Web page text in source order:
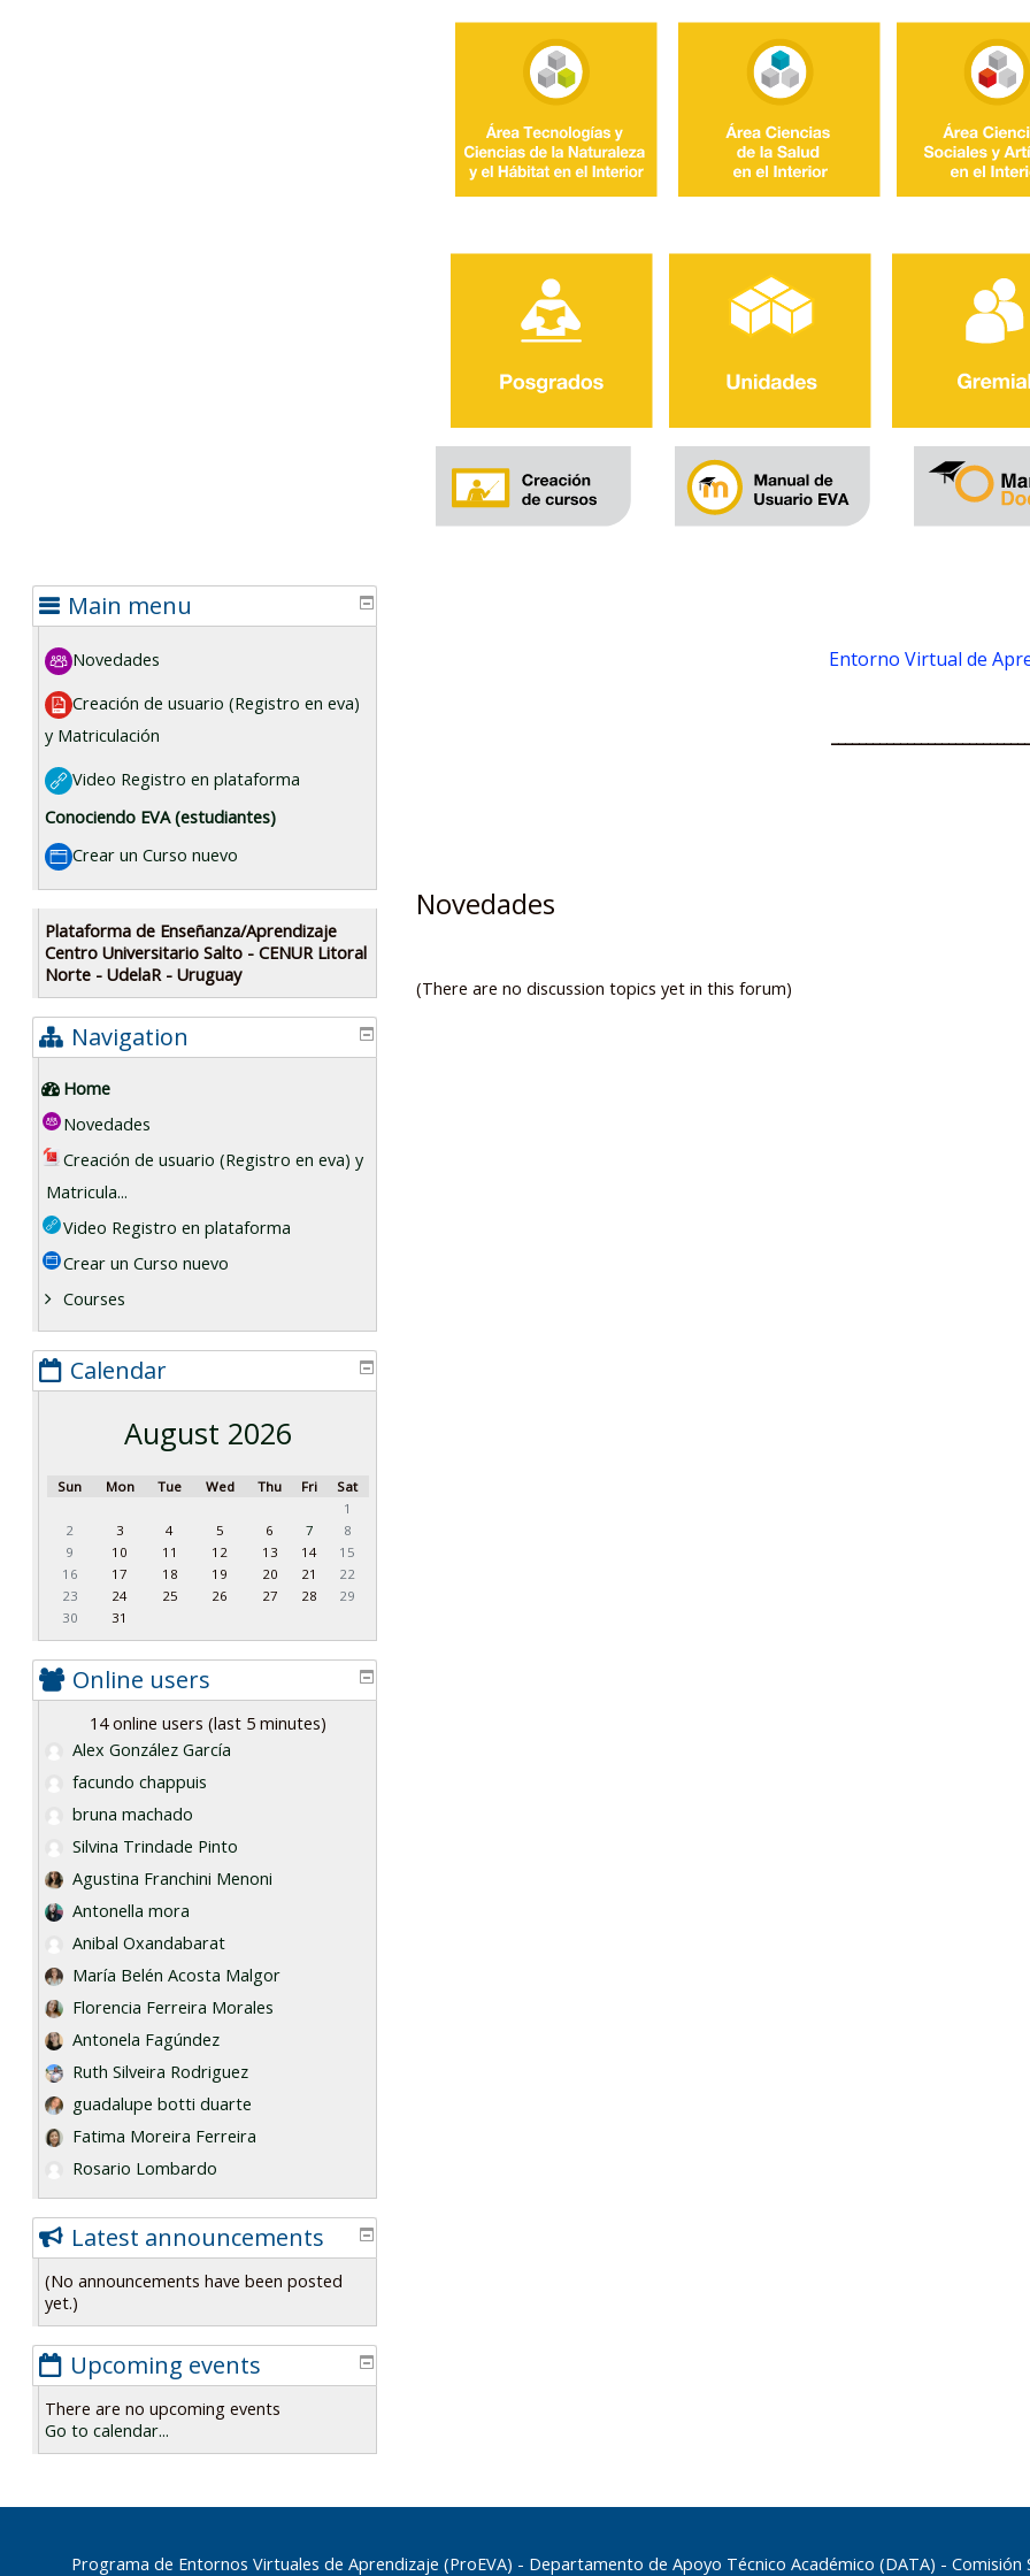
Entorno Virtual de
Novedades
(There are no discussion topics yet in this forum)
Main menu
Novedades
Creación de usuario (Registro en eva)
y Matriculación
Video Registro en plataforma
Conociendo EVA (estudiantes)
Crear un Curso nuevo
Plataforma de Enseñanza/Aprendizaje
Centro Universitario Salto - CENUR Litoral
Norte - UdelaR- Uruguay
Navigation
Home
Novedades
Creación de usuario (Registro en eva) y
Matricula...
Video Registro en plataforma
Crear un Curso nuevo
Courses
Calendar
August 2026
Sun Mon Tue Wed Thu Fri
Sat
1
2
3 4 5 6 7
8
9
10 11 12 13 14
15
16
17 18 19 20 21
22
23
24 25 26 27 28
29
30
31
Online users
14 online users (last 5 minutes)
Alex González García
facundo chappuis
bruna machado
Silvina Trindade Pinto
Agustina Franchini Menoni
Antonella mora
Anibal Oxandabarat
María Belén Acosta Malgor
Florencia Ferreira Morales
Antonela Fagúndez
Ruth Silveira Rodriguez
guadalupe botti duarte
Fatima Moreira Ferreira
Rosario Lombardo
Latest announcements
(No announcements have been posted
yet.)
Upcoming events
There are no upcoming events
Go to calendar...
Programa de Entornos Virtuales de Aprendizaje (ProEVA) - Departamento de Apoyo Técnico Académico (DATA) - Comisión